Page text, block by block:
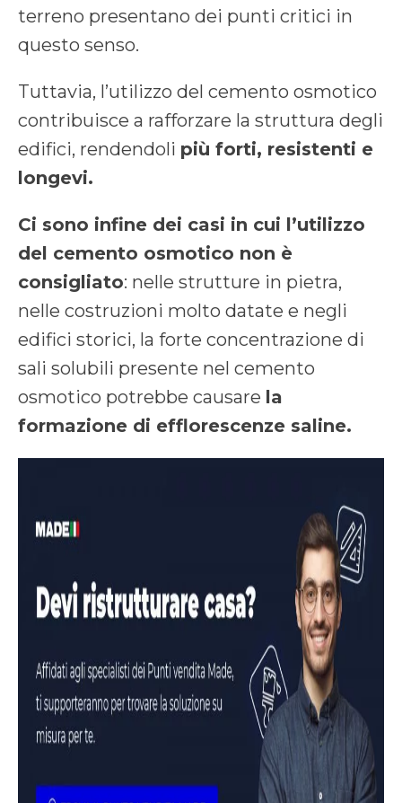
terreno presentano dei punti critici in
questo senso.
Tuttavia, l’utilizzo del cemento osmotico
contribuisce a rafforzare la struttura degli
edifici, rendendoli più forti, resistenti e
longevi.
Ci sono infine dei casi in cui l’utilizzo
del cemento osmotico non è
consigliato: nelle strutture in pietra,
nelle costruzioni molto datate e negli
edifici storici, la forte concentrazione di
sali solubili presente nel cemento
osmotico potrebbe causare la
formazione di efflorescenze saline.